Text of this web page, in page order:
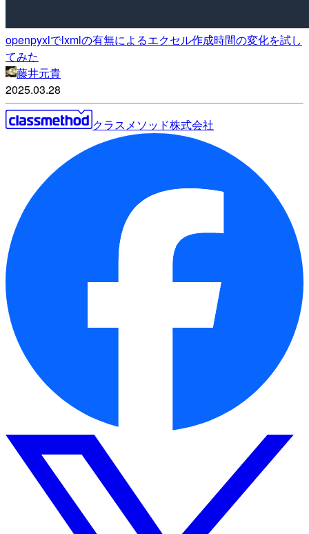
openpyxlでlxmlの有無によるエクセル作成時間の変化を試し
てみた
藤井元貴
2025.03.28
クラスメソッド株式会社